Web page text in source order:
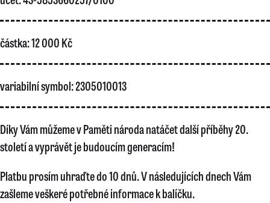
částka: 12 000 Kč
variabilní symbol: 2305010013
Díky Vám můžeme v Paměti národa natáčet další příběhy 20.
století a vyprávět je budoucím generacím!
Platbu prosím uhraďte do 10 dnů. V následujících dnech Vám
zašleme veškeré potřebné informace k balíčku.